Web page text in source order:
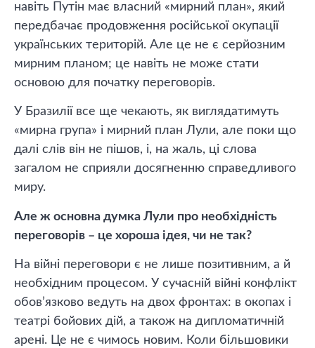
навіть Путін має власний «мирний план», який
передбачає продовження російської окупації
українських територій. Але це не є серйозним
мирним планом; це навіть не може стати
основою для початку переговорів.
У Бразилії все ще чекають, як виглядатимуть
«мирна група» і мирний план Лули, але поки що
далі слів він не пішов, і, на жаль, ці слова
загалом не сприяли досягненню справедливого
миру.
Але ж основна думка Лули про необхідність
переговорів – це хороша ідея, чи не так?
На війні переговори є не лише позитивним, а й
необхідним процесом. У сучасній війні конфлікт
обов’язково ведуть на двох фронтах: в окопах і
театрі бойових дій, а також на дипломатичній
арені. Це не є чимось новим. Коли більшовики